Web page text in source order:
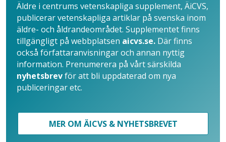
Äldre i centrums vetenskapliga supplement, ÄiCVS,
publicerar vetenskapliga artiklar på svenska inom
äldre- och åldrandeområdet. Supplementet finns
tillgängligt på webbplatsen aicvs.se. Där finns
också författaranvisningar och annan nyttig
information. Prenumerera på vårt särskilda
nyhetsbrevför att bli uppdaterad om nya
publiceringar etc.
MER OM ÄICVS & NYHETSBREVET